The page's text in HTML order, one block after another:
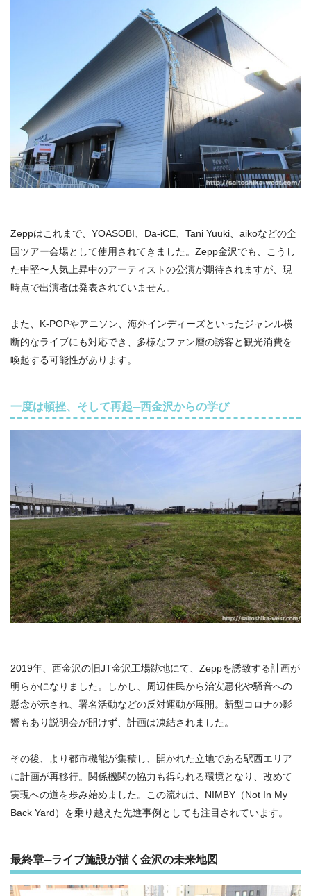
Zeppはこれまで、YOASOBI、Da-iCE、Tani Yuuki、aikoなどの全
国ツアー会場として使用されてきました。Zepp金沢でも、こうし
た中堅〜人気上昇中のアーティストの公演が期待されますが、現
時点で出演者は発表されていません。
また、K-POPやアニソン、海外インディーズといったジャンル横
断的なライブにも対応でき、多様なファン層の誘客と観光消費を
喚起する可能性があります。
一度は頓挫、そして再起─西金沢からの学び
2019年、西金沢の旧JT金沢工場跡地にて、Zeppを誘致する計画が
明らかになりました。しかし、周辺住民から治安悪化や騒音への
懸念が示され、署名活動などの反対運動が展開。新型コロナの影
響もあり説明会が開けず、計画は凍結されました。
その後、より都市機能が集積し、開かれた立地である駅西エリア
に計画が再移行。関係機関の協力も得られる環境となり、改めて
実現への道を歩み始めました。この流れは、NIMBY（Not In My
Back Yard）を乗り越えた先進事例としても注目されています。
最終章─ライブ施設が描く金沢の未来地図